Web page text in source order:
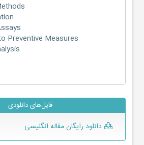
Preventive Measures
فایل‌های دانلودی
دانلود رایگان مقاله انگلیسی